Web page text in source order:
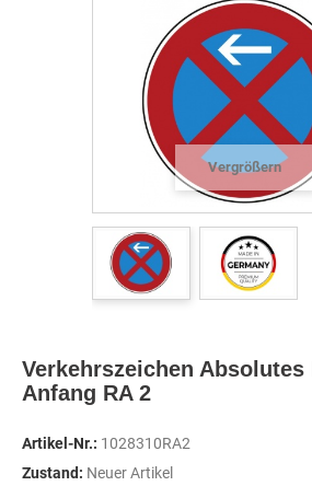
Vergrößern
Verkehrszeichen Absolutes
Anfang RA 2
Artikel-Nr.: 1028310RA2
Zustand: Neuer Artikel